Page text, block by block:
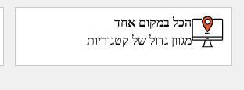
הכל במקום אחד
מגוון גדול של קטגוריות